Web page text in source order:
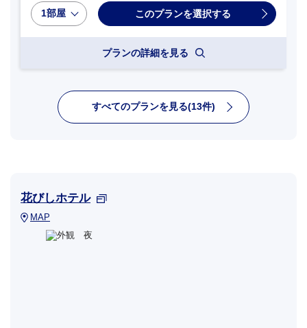
1部屋
プランの詳細を見る
すべてのプランを見る(13件)
花びしホテル
MAP